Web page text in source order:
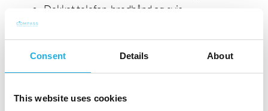
Consent Details About
This website uses cookies
Dekket telefon, bredbånd og avis
Sykkelparkering